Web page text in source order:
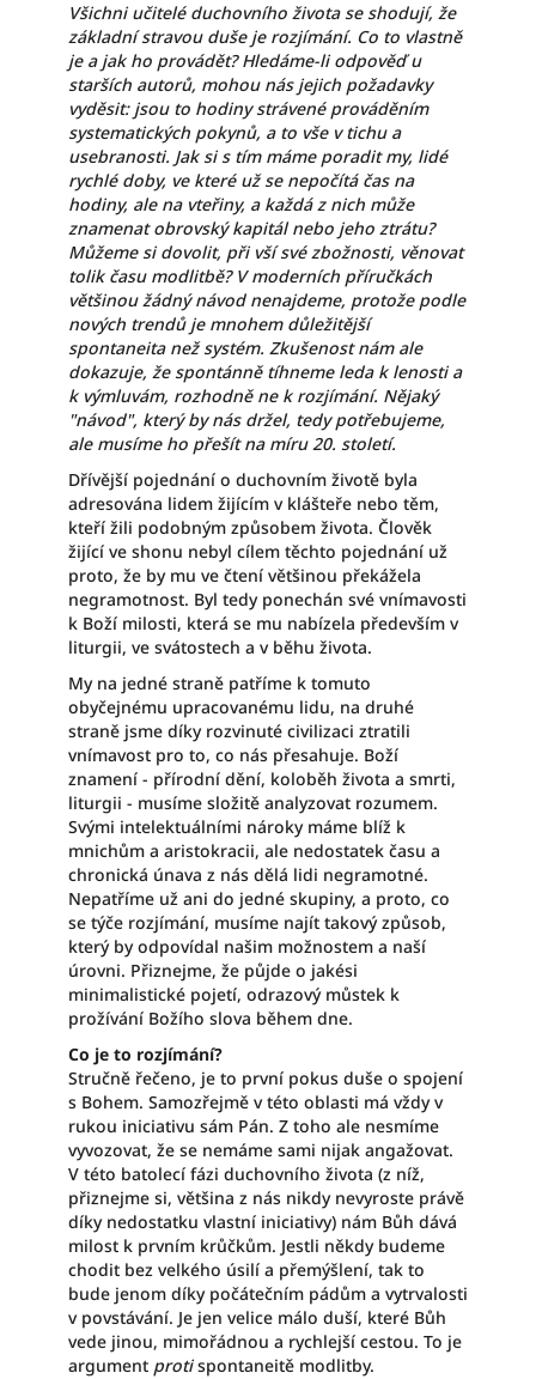
Všichni učitelé duchovního života se shodují, že
základní stravou duše je rozjímání. Co to vlastně
je a jak ho provádět? Hledáme-li odpověď u
starších autorů, mohou nás jejich požadavky
vyděsit: jsou to hodiny strávené prováděním
systematických pokynů, a to vše v tichu a
usebranosti. Jak si s tím máme poradit my, lidé
rychlé doby, ve které už se nepočítá čas na
hodiny, ale na vteřiny, a každá z nich může
znamenat obrovský kapitál nebo jeho ztrátu?
Můžeme si dovolit, při vší své zbožnosti, věnovat
tolik času modlitbě? V moderních příručkách
většinou žádný návod nenajdeme, protože podle
nových trendů je mnohem důležitější
spontaneita než systém. Zkušenost nám ale
dokazuje, že spontánně tíhneme leda k lenosti a
k výmluvám, rozhodně ne k rozjímání. Nějaký
"návod", který by nás držel, tedy potřebujeme,
ale musíme ho přešít na míru 20. století.
Dřívější pojednání o duchovním životě byla
adresována lidem žijícím v klášteře nebo těm,
kteří žili podobným způsobem života. Člověk
žijící ve shonu nebyl cílem těchto pojednání už
proto, že by mu ve čtení většinou překážela
negramotnost. Byl tedy ponechán své vnímavosti
k Boží milosti, která se mu nabízela především v
liturgii, ve svátostech a v běhu života.
My na jedné straně patříme k tomuto
obyčejnému upracovanému lidu, na druhé
straně jsme díky rozvinuté civilizaci ztratili
vnímavost pro to, co nás přesahuje. Boží
znamení - přírodní dění, koloběh života a smrti,
liturgii - musíme složitě analyzovat rozumem.
Svými intelektuálními nároky máme blíž k
mnichům a aristokracii, ale nedostatek času a
chronická únava z nás dělá lidi negramotné.
Nepatříme už ani do jedné skupiny, a proto, co
se týče rozjímání, musíme najít takový způsob,
který by odpovídal našim možnostem a naší
úrovni. Přiznejme, že půjde o jakési
minimalistické pojetí, odrazový můstek k
prožívání Božího slova během dne.
Co je to rozjímání?
Stručně řečeno, je to první pokus duše o spojení
s Bohem. Samozřejmě v této oblasti má vždy v
rukou iniciativu sám Pán. Z toho ale nesmíme
vyvozovat, že se nemáme sami nijak angažovat.
V této batolecí fázi duchovního života (z níž,
přiznejme si, většina z nás nikdy nevyroste právě
díky nedostatku vlastní iniciativy) nám Bůh dává
milost k prvním krůčkům. Jestli někdy budeme
chodit bez velkého úsilí a přemýšlení, tak to
bude jenom díky počátečním pádům a vytrvalosti
v povstávání. Je jen velice málo duší, které Bůh
vede jinou, mimořádnou a rychlejší cestou. To je
argument protispontaneitě modlitby.